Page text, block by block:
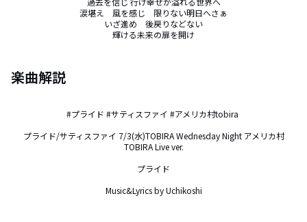
涙堪え　風を感じ　限りない明日へさぁ
いざ進め　後戻りなどない
輝ける未来の扉を開け
楽曲解説
#プライド #サティスファイ #アメリカ村tobira
プライド/サティスファイ 7/3(水)TOBIRA Wednesday Night アメリカ村
TOBIRA Live ver.
プライド
Music&Lyrics by Uchikoshi